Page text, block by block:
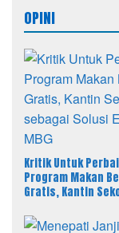
OPINI
Kritik Untuk
Program Makan
Gratis, Kantin